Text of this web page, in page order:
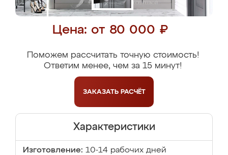
Цена: от 80 000 ₽
Поможем рассчитать точную стоимость!
Ответим менее, чем за 15 минут!
ЗАКАЗАТЬ РАСЧЁТ
Характеристики
Изготовление: 10-14 рабочих дней